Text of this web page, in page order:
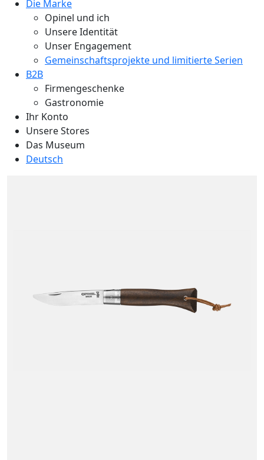
Die Marke
Opinel und ich
Unsere Identität
Unser Engagement
Gemeinschaftsprojekte und limitierte Serien
B2B
Firmengeschenke
Gastronomie
Ihr Konto
Unsere Stores
Das Museum
Deutsch